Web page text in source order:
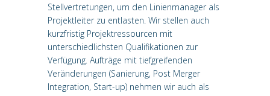
Stellvertretungen, um den Linienmanager als
Projektleiter zu entlasten. Wir stellen auch
kurzfristig Projektressourcen mit
unterschiedlichsten Qualifikationen zur
Verfügung. Aufträge mit tiefgreifenden
Veränderungen (Sanierung, Post Merger
Integration, Start-up) nehmen wir auch als